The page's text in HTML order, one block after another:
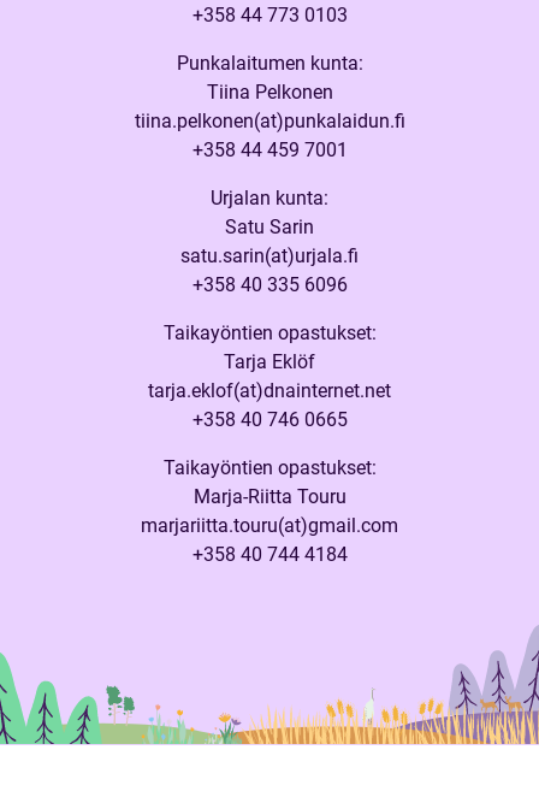
+358 44 773 0103
Punkalaitumen kunta:
Tiina Pelkonen
tiina.pelkonen(at)punkalaidun.fi
+358 44 459 7001
Urjalan kunta:
Satu Sarin
satu.sarin(at)urjala.fi
+358 40 335 6096
Taikayöntien opastukset:
Tarja Eklöf
tarja.eklof(at)dnainternet.net
+358 40 746 0665
Taikayöntien opastukset:
Marja-Riitta Touru
marjariitta.touru(at)gmail.com
+358 40 744 4184